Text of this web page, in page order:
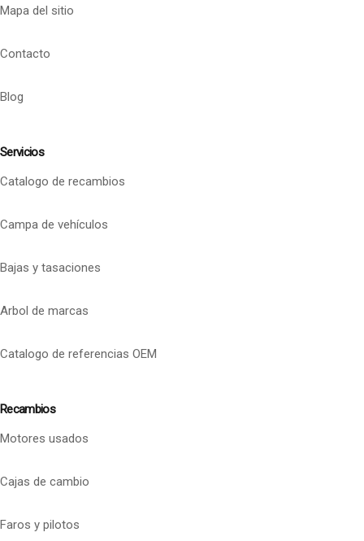
Mapa del sitio
Contacto
Blog
Servicios
Catalogo de recambios
Campa de vehículos
Bajas y tasaciones
Arbol de marcas
Catalogo de referencias OEM
Recambios
Motores usados
Cajas de cambio
Faros y pilotos